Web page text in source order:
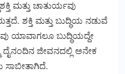
ಮತ್ತು ಚಾತುರ್ಯವು
ಶಕ್ತಿ ಮತ್ತು ಬುದ್ಧಿಯ ನಡುವೆ
ಯಾವಾಗಲೂ ಬುದ್ಧಿಯದ್ದೇ
ದೈನಂದಿನ ಜೀವನದಲ್ಲಿ ಅನೇಕ
ಸಾಬೀತಾಗಿದೆ.